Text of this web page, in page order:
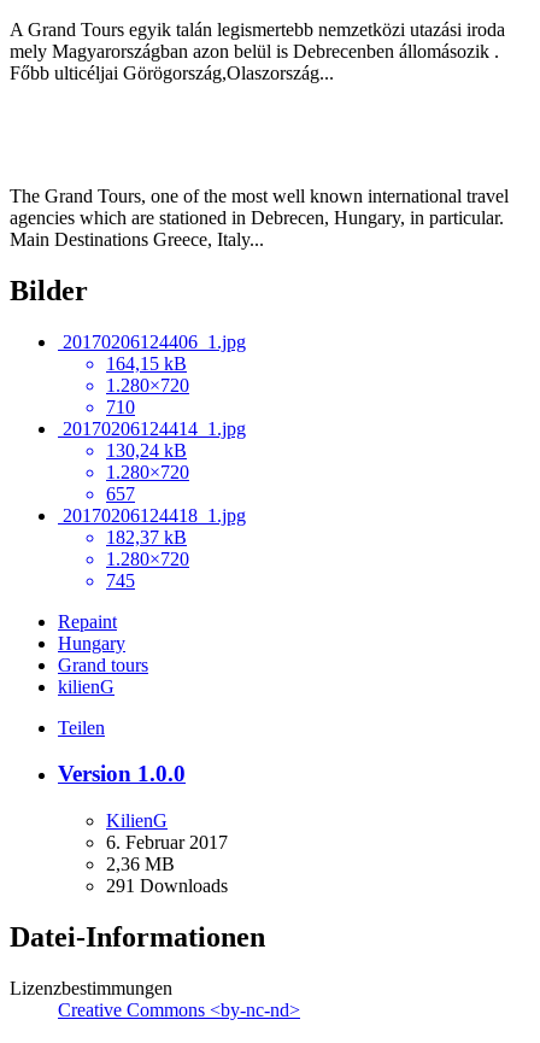
A Grand Tours egyik talán legismertebb nemzetközi utazási iroda
mely Magyarországban azon belül is Debrecenben állomásozik .
Főbb ulticéljai Görögország,Olaszország...
The Grand Tours, one of the most well known international travel
agencies which are stationed in Debrecen, Hungary, in particular.
Main Destinations Greece, Italy...
Bilder
20170206124406_1.jpg
164,15 kB
1.280×720
710
20170206124414_1.jpg
130,24 kB
1.280×720
657
20170206124418_1.jpg
182,37 kB
1.280×720
745
Repaint
Hungary
Grand tours
kilienG
Teilen
Version 1.0.0
KilienG
6. Februar 2017
2,36 MB
291 Downloads
Datei-Informationen
Lizenzbestimmungen
Creative Commons <by-nc-nd>